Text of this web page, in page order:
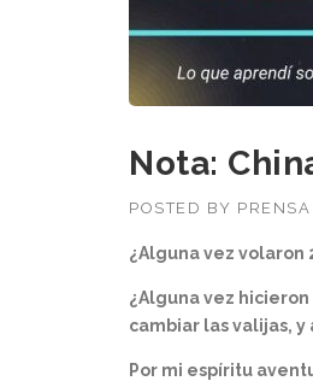
Nota:
POSTED BY
¿Alguna vez volaron
¿Alguna vez
cambiar las valijas,
Por mi espíritu